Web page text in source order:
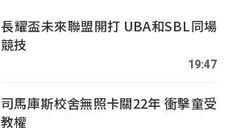
長耀盃未來聯盟開打 UBA和SBL同場
競技
19:47
司馬庫斯校舍無照卡關22年 衝擊童受
教權